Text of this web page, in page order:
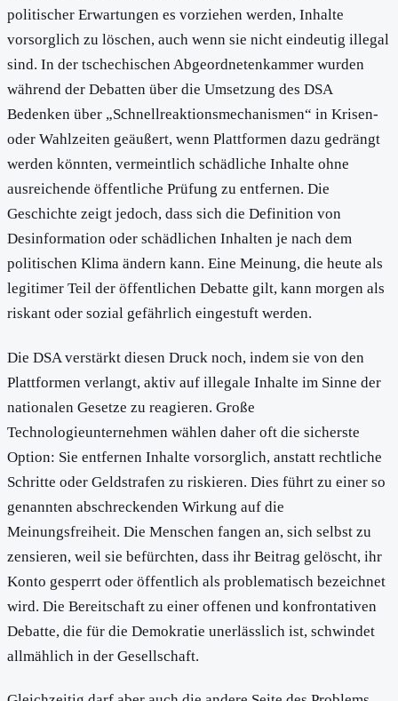
politischer Erwartungen es vorziehen werden, Inhalte
vorsorglich zu löschen, auch wenn sie nicht eindeutig illegal
sind. In der tschechischen Abgeordnetenkammer wurden
während der Debatten über die Umsetzung des DSA
Bedenken über „Schnellreaktionsmechanismen“ in Krisen-
oder Wahlzeiten geäußert, wenn Plattformen dazu gedrängt
werden könnten, vermeintlich schädliche Inhalte ohne
ausreichende öffentliche Prüfung zu entfernen. Die
Geschichte zeigt jedoch, dass sich die Definition von
Desinformation oder schädlichen Inhalten je nach dem
politischen Klima ändern kann. Eine Meinung, die heute als
legitimer Teil der öffentlichen Debatte gilt, kann morgen als
riskant oder sozial gefährlich eingestuft werden.
Die DSA verstärkt diesen Druck noch, indem sie von den
Plattformen verlangt, aktiv auf illegale Inhalte im Sinne der
nationalen Gesetze zu reagieren. Große
Technologieunternehmen wählen daher oft die sicherste
Option: Sie entfernen Inhalte vorsorglich, anstatt rechtliche
Schritte oder Geldstrafen zu riskieren. Dies führt zu einer so
genannten abschreckenden Wirkung auf die
Meinungsfreiheit. Die Menschen fangen an, sich selbst zu
zensieren, weil sie befürchten, dass ihr Beitrag gelöscht, ihr
Konto gesperrt oder öffentlich als problematisch bezeichnet
wird. Die Bereitschaft zu einer offenen und konfrontativen
Debatte, die für die Demokratie unerlässlich ist, schwindet
allmählich in der Gesellschaft.